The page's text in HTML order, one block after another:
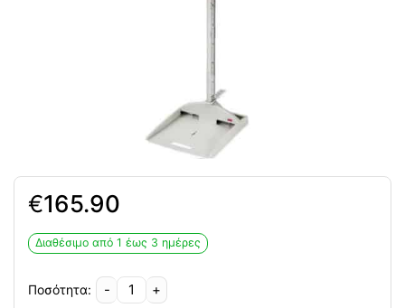
165.90
€
Διαθέσιμο από 1 έως 3 ημέρες
-
Φορητό
+